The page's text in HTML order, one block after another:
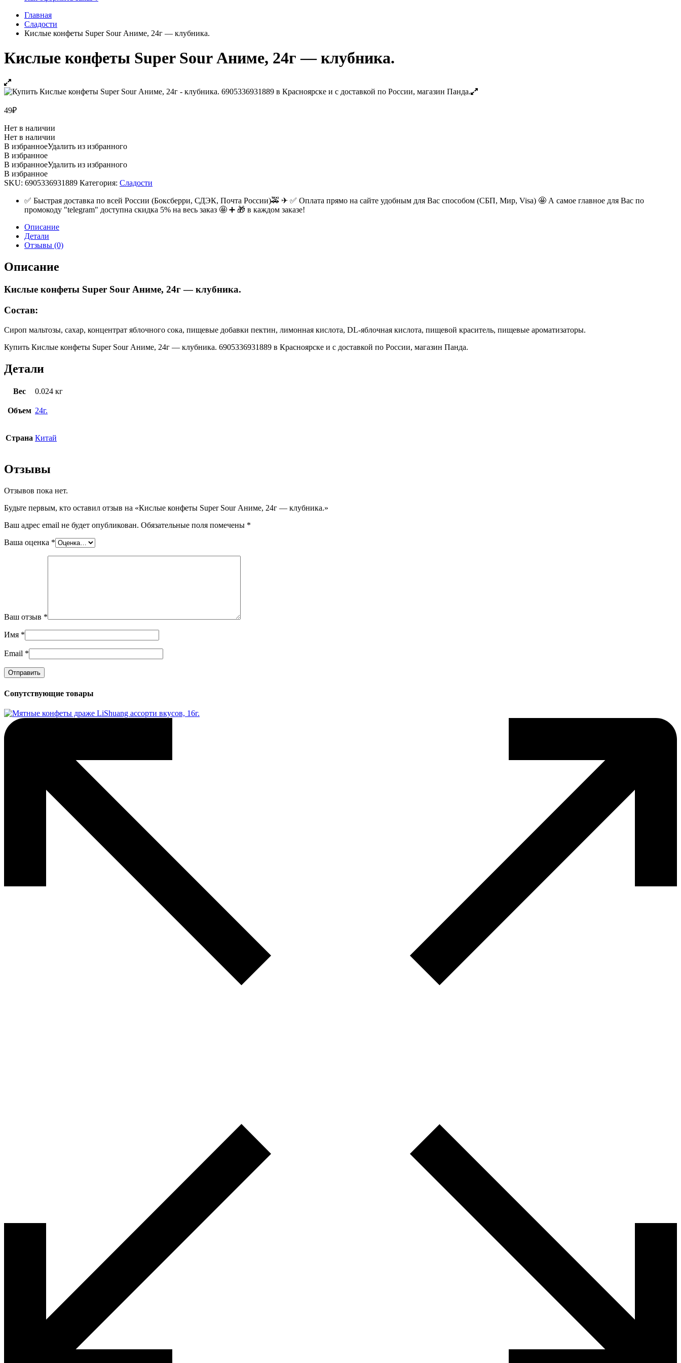
Главная
Сладости
Кислые конфеты Super Sour Аниме, 24г — клубника.
Кислые конфеты Super Sour Аниме, 24г — клубника.
49₽
Нет в наличии
Нет в наличии
В избранноеУдалить из избранного
В избранное
В избранноеУдалить из избранного
В избранное
SKU: 6905336931889 Категория: Сладости
✅ Быстрая доставка по всей России (Боксберри, СДЭК, Почта России)🚕 ✈ ✅ Оплата прямо на сайте удобным для Вас способом (СБП, Мир, Visa) 🤩 А самое главное для Вас по
промокоду "telegram" доступна скидка 5% на весь заказ 🤩 ➕ 🎁 в каждом заказе!
Описание
Детали
Отзывы (0)
Описание
Кислые конфеты Super Sour Аниме, 24г — клубника.
Состав:
Сироп мальтозы, сахар, концентрат яблочного сока, пищевые добавки пектин, лимонная кислота, DL-яблочная кислота, пищевой краситель, пищевые ароматизаторы.
Купить Кислые конфеты Super Sour Аниме, 24г — клубника. 6905336931889 в Красноярске и с доставкой по России, магазин Панда.
Детали
Вес 0.024 кг
Объем 24г.
Страна Китай
Отзывы
Отзывов пока нет.
Будьте первым, кто оставил отзыв на «Кислые конфеты Super Sour Аниме, 24г — клубника.»
Ваш адрес email не будет опубликован. Обязательные поля помечены *
Ваша оценка *
Ваш отзыв *
Имя *
Email *
Сопутствующие товары